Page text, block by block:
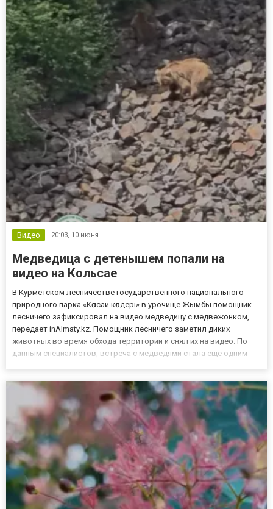
Видео 20:03, 10 июня
Медведица с детенышем попали на
видео на Кольсае
В Курметском лесничестве государственного национального
природного парка «Көлсай көлдері» в урочище Жымбы помощник
лесничего зафиксировал на видео медведицу с медвежонком,
передает inAlmaty.kz. Помощник лесничего заметил диких
животных во время обхода территории и снял их на видео. По
данным специалистов, встреча с медведями стала еще одним